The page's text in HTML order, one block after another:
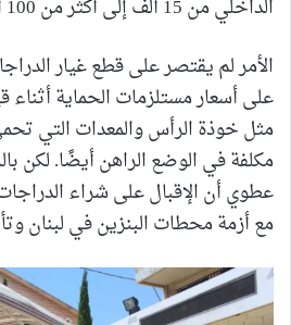
الداخلي من 15 ألف إلى أكثر من 100 ألف ليرة“.
الأمر لم يقتصر على قطع غيار
على أسعار مستلزمات الحماية أثناء
مثل خوذة الرأس والمعدات التي
مكلفة في الوضع الراهن أيضًا. لكن
عطوي أن الإقبال على شراء
مع أزمة محطات البنزين في لبنان